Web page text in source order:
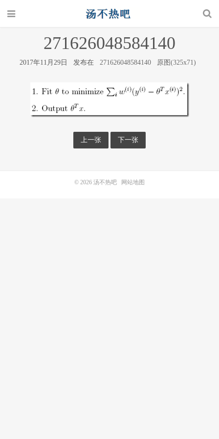
271626048584140
2017年11月29日 发布在 271626048584140 原图(325x71)
上一张 下一张
© 2026 汤不热吧 网站地图